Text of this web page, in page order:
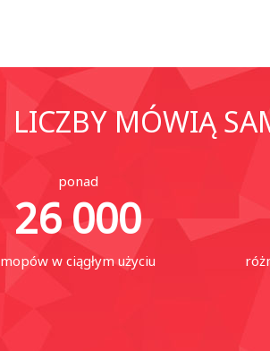
LICZBY MÓWIĄ
ponad
26 000
mopów w ciągłym użyciu